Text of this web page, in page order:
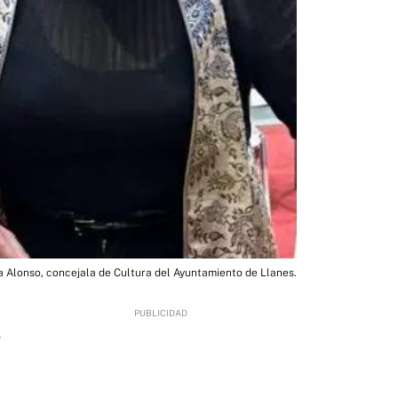
concejala de Cultura del Ayuntamiento de Llanes.